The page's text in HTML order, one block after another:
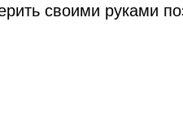
своими руками